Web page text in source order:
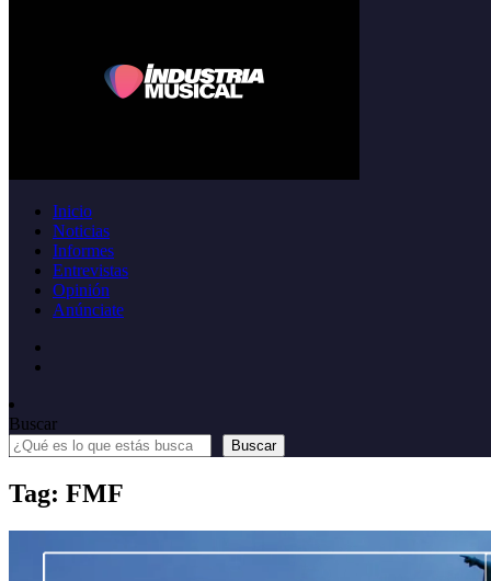
Inicio
Noticias
Informes
Entrevistas
Opinión
Anúnciate
Buscar
Buscar
Tag: FMF